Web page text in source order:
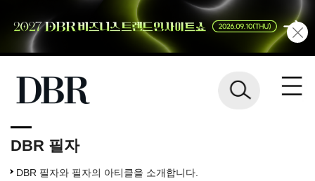
DBR 필자
DBR 필자와 필자의 아티클을 소개합니다.